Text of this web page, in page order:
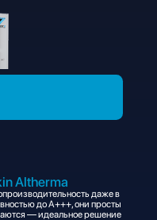
Altherma
даже в
до A+++, они просты
— идеальное решение